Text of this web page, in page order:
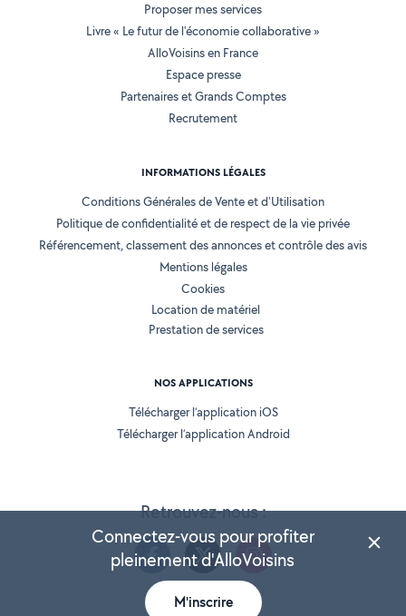
Retrouvez-nous :
Proposer mes services
Livre « Le futur de l'économie collaborative »
AlloVoisins en France
Espace presse
Partenaires et Grands Comptes
Recrutement
INFORMATIONS LÉGALES
Conditions Générales de Vente et d'Utilisation
Politique de confidentialité et de respect de la vie privée
Référencement, classement des annonces et contrôle des avis
Mentions légales
Cookies
Location de matériel
Prestation de services
NOS APPLICATIONS
Télécharger l’application iOS
Télécharger l’application Android
Connectez-vous pour profiter
pleinement d'AlloVoisins
M'inscrire